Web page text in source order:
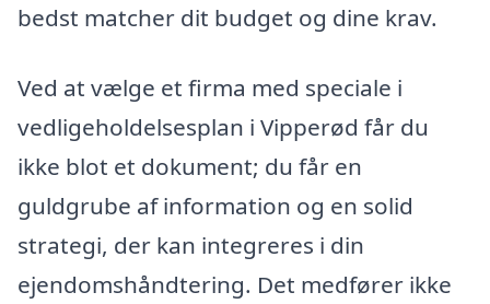
bedst matcher dit budget og dine krav.
Ved at vælge et firma med speciale i
vedligeholdelsesplan i Vipperød får du
ikke blot et dokument; du får en
guldgrube af information og en solid
strategi, der kan integreres i din
ejendomshåndtering. Det medfører ikke